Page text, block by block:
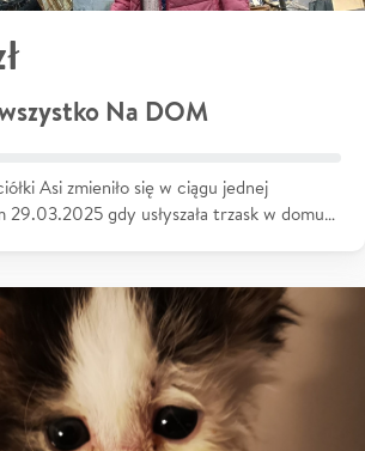
Na DOM
Asi zmieniło się w ciągu jednej
29.03.2025 gdy usłyszała trzask w domu…